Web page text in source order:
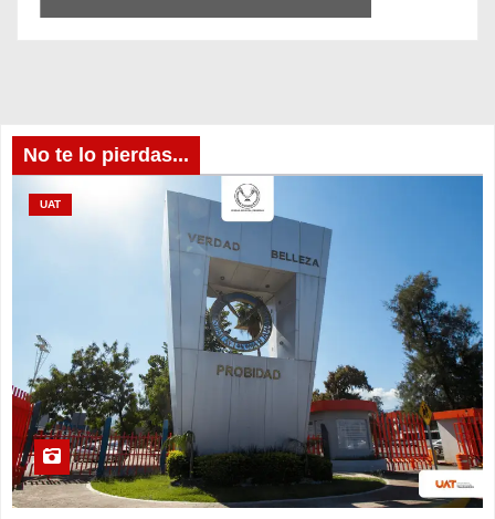
No te lo pierdas...
UAT